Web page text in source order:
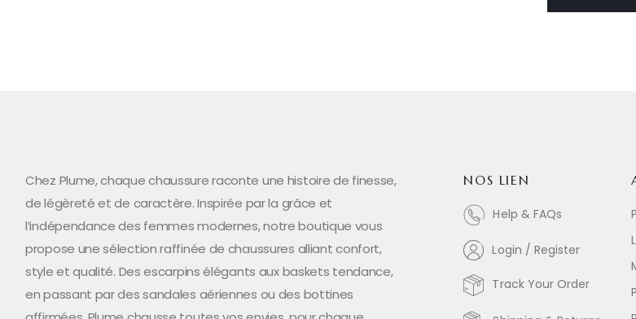
Chez Plume, chaque chaussure raconte une histoire de finesse,
de légèreté et de caractère. Inspirée par la grâce et
l’indépendance des femmes modernes, notre boutique vous
propose une sélection raffinée de chaussures alliant confort,
style et qualité. Des escarpins élégants aux baskets tendance,
en passant par des sandales aériennes ou des bottines
NOS LIEN
Help & FAQs
Login / Register
Track Your Order